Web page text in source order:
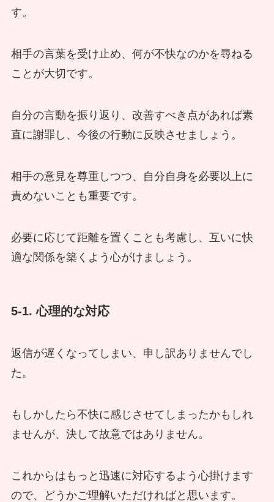
す。
相手の言葉を受け止め、何が不快なのかを尋ねる
ことが大切です。
自分の言動を振り返り、改善すべき点があれば素
直に謝罪し、今後の行動に反映させましょう。
相手の意見を尊重しつつ、自分自身を必要以上に
責めないことも重要です。
必要に応じて距離を置くことも考慮し、互いに快
適な関係を築くよう心がけましょう。
5-1. 心理的な対応
返信が遅くなってしまい、申し訳ありませんでし
た。
もしかしたら不快に感じさせてしまったかもしれ
ませんが、決して故意ではありません。
これからはもっと迅速に対応するよう心掛けます
ので、どうかご理解いただければと思います。